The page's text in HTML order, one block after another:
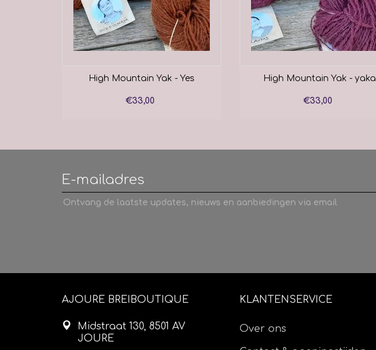
High Mountain Yak - Yes
€33,00
High Mountain Yak - yaka
€33,00
Ontvang de laatste updates, nieuws en aanbiedingen via email
AJOURE BREIBOUTIQUE
Midstraat 130, 8501 AV
JOURE
KLANTENSERVICE
Over ons